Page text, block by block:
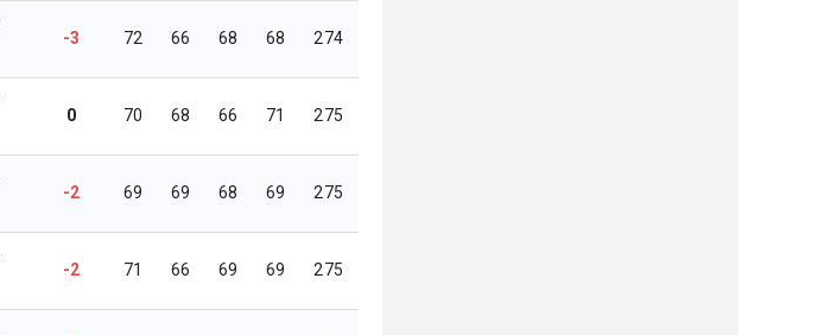
-3 72 66 68 68 274
0 70 68 66 71 275
-2 69 69 68 69 275
-2 71 66 69 69 275